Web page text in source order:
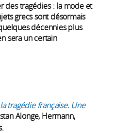
tragédies : la mode et
grecs sont désormais
décennies plus
sera un certain
tragédie française. Une
is external)
Alonge, Hermann,